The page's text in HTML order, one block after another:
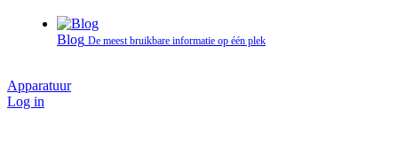
Blog De meest bruikbare informatie op één plek
Apparatuur
Log in